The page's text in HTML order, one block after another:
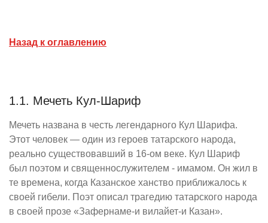
Назад к оглавлению
1.1. Мечеть Кул-Шариф
Мечеть названа в честь легендарного Кул Шарифа.
Этот человек — один из героев татарского народа,
реально существовавший в 16-ом веке. Кул Шариф
был поэтом и священнослужителем - имамом. Он жил в
те времена, когда Казанское ханство приближалось к
своей гибели. Поэт описал трагедию татарского народа
в своей прозе «Зафернаме-и вилайет-и Казан».